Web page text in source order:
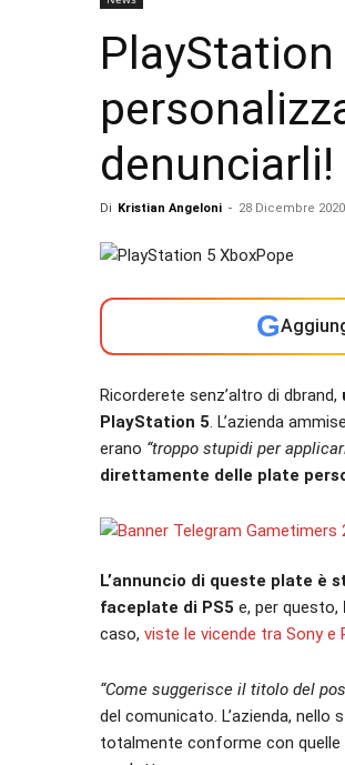
denunciarli!
Di Kristian Angeloni - 28 Dicembre 2020
G
Ricorderete senz’altro di dbrand,
PlayStation 5. L’azienda
erano “troppo stupidi per
direttamente delle plate
L’annuncio di queste plate è
faceplate di PS5 e, per questo,
caso, viste le vicende tra Sony e
“Come suggerisce il titolo del
del comunicato. L’azienda,
totalmente conforme con quelle